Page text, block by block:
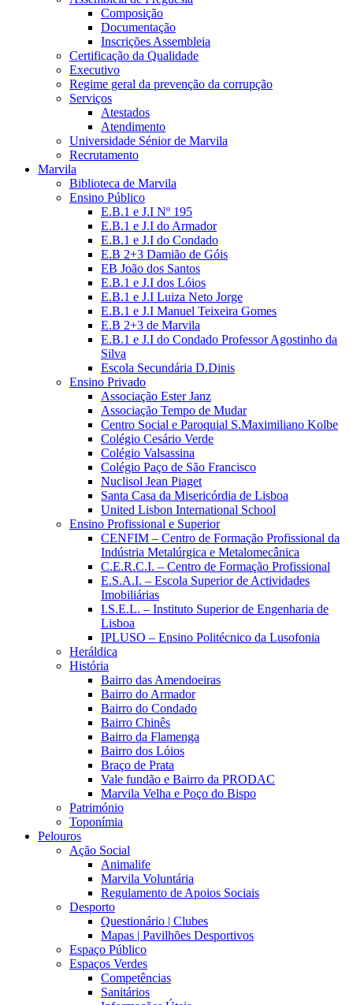
Composição
Documentação
Inscrições Assembleia
Certificação da Qualidade
Executivo
Regime geral da prevenção da corrupção
Serviços
Atestados
Atendimento
Universidade Sénior de Marvila
Recrutamento
Marvila
Biblioteca de Marvila
Ensino Público
E.B.1 e J.I Nº 195
E.B.1 e J.I do Armador
E.B.1 e J.I do Condado
E.B 2+3 Damião de Góis
EB João dos Santos
E.B.1 e J.I dos Lóios
E.B.1 e J.I Luiza Neto Jorge
E.B.1 e J.I Manuel Teixeira Gomes
E.B 2+3 de Marvila
E.B.1 e J.I do Condado Professor Agostinho da
Silva
Escola Secundária D.Dinis
Ensino Privado
Associação Ester Janz
Associação Tempo de Mudar
Centro Social e Paroquial S.Maximiliano Kolbe
Colégio Cesário Verde
Colégio Valsassina
Colégio Paço de São Francisco
Nuclisol Jean Piaget
Santa Casa da Misericórdia de Lisboa
United Lisbon International School
Ensino Profissional e Superior
CENFIM – Centro de Formação Profissional da
Indústria Metalúrgica e Metalomecânica
C.E.R.C.I. – Centro de Formação Profissional
E.S.A.I. – Escola Superior de Actividades
Imobiliárias
I.S.E.L. – Instituto Superior de Engenharia de
Lisboa
IPLUSO – Ensino Politécnico da Lusofonia
Heráldica
História
Bairro das Amendoeiras
Bairro do Armador
Bairro do Condado
Bairro Chinês
Bairro da Flamenga
Bairro dos Lóios
Braço de Prata
Vale fundão e Bairro da PRODAC
Marvila Velha e Poço do Bispo
Património
Toponímia
Pelouros
Ação Social
Animalife
Marvila Voluntária
Regulamento de Apoios Sociais
Desporto
Questionário | Clubes
Mapas | Pavilhões Desportivos
Espaço Público
Espaços Verdes
Competências
Sanitários